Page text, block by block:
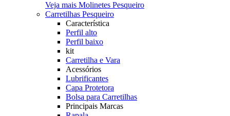
Veja mais Molinetes Pesqueiro
Carretilhas Pesqueiro
Característica
Perfil alto
Perfil baixo
kit
Carretilha e Vara
Acessórios
Lubrificantes
Capa Protetora
Bolsa para Carretilhas
Principais Marcas